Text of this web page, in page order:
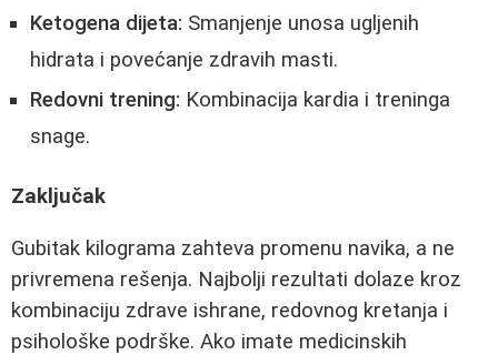
Ketogena dijeta: Smanjenje unosa ugljenih
hidrata i povećanje zdravih masti.
Redovni trening: Kombinacija kardia i treninga
snage.
Zaključak
Gubitak kilograma zahteva promenu navika, a ne
privremena rešenja. Najbolji rezultati dolaze kroz
kombinaciju zdrave ishrane, redovnog kretanja i
psihološke podrške. Ako imate medicinskih